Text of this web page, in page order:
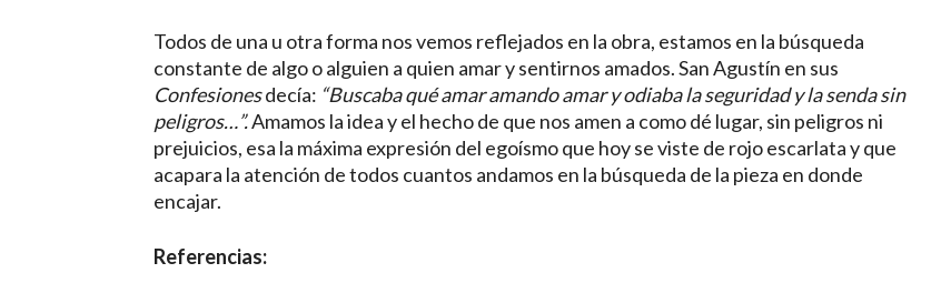
Todos de una u otra forma nos vemos reflejados en la obra, estamos en la búsqueda
constante de algo o alguien a quien amar y sentirnos amados. San Agustín en sus
Confesionesdecía: “Buscaba qué amar amando amar y odiaba la seguridad y la senda sin
peligros…”.Amamos la idea y el hecho de que nos amen a como dé lugar, sin peligros ni
prejuicios, esa la máxima expresión del egoísmo que hoy se viste de rojo escarlata y que
acapara la atención de todos cuantos andamos en la búsqueda de la pieza en donde
encajar.
Referencias: